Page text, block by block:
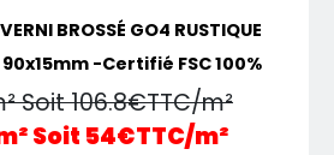
BROSSÉ GO4 RUSTIQUE
90x15mm -Certifié FSC 100%
Soit 106.8€TTC/m²
Soit 54€TTC/m²